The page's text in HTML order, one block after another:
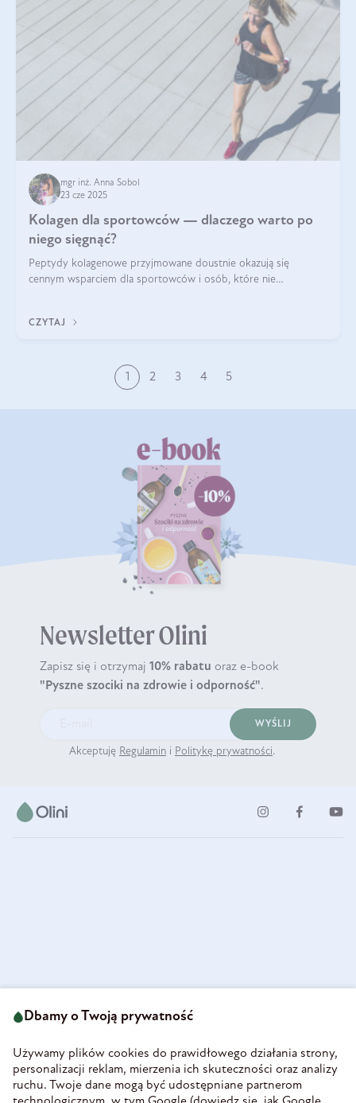
mgr inż. Anna Sobol
23 cze 2025
Kolagen dla sportowców — dlaczego warto po
niego sięgnąć?
Peptydy kolagenowe przyjmowane doustnie okazują się
cennym wsparciem dla sportowców i osób, które nie
CZYTAJ
1 2 3 4 5
Newsletter Olini
Zapisz się i otrzymaj 10% rabatu oraz e-book
"Pyszne szociki na zdrowie i odporność".
WYŚLIJ
Akceptuję Regulamin i Politykę prywatności.
58-160 Świebodzice
REGON 890213034
INFORMACJE
Dbamy o Twoją prywatność
Używamy plików cookies do prawidłowego działania strony,
personalizacji reklam, mierzenia ich skuteczności oraz analizy
ruchu. Twoje dane mogą być udostępniane partnerom